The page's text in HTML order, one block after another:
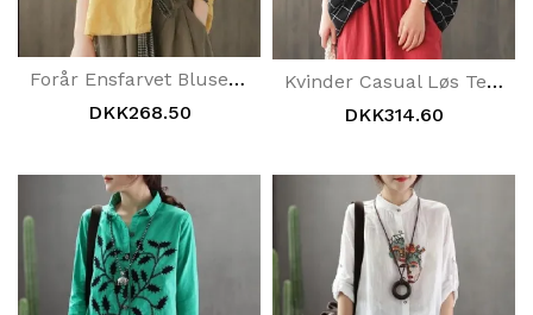
Forår Ensfarvet Bluse Med Splithals
DKK268.50
Kvinder Casual Løs Ternet Bluse I Hør
DKK314.60